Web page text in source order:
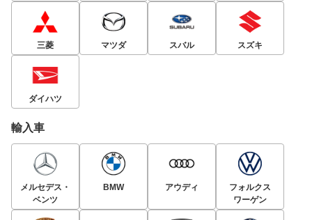
三菱 マツダ スバル スズキ
ダイハツ
輸入車
メルセデス・
ベンツ
BMW アウディ
フォルクス
ワーゲン